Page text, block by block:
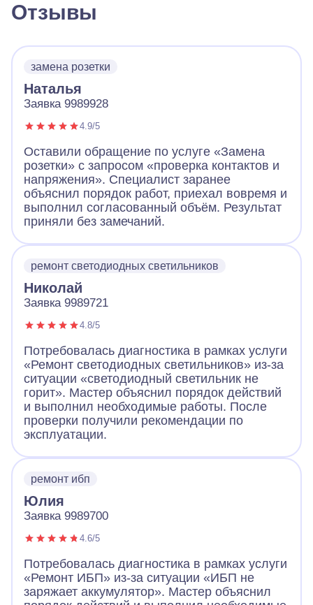
Отзывы
замена розетки
Наталья
Заявка 9989928
4.9/5
Оставили обращение по услуге «Замена
розетки» с запросом «проверка контактов и
напряжения». Специалист заранее
объяснил порядок работ, приехал вовремя и
выполнил согласованный объём. Результат
приняли без замечаний.
ремонт светодиодных светильников
Николай
Заявка 9989721
4.8/5
Потребовалась диагностика в рамках услуги
«Ремонт светодиодных светильников» из-за
ситуации «светодиодный светильник не
горит». Мастер объяснил порядок действий
и выполнил необходимые работы. После
проверки получили рекомендации по
эксплуатации.
ремонт ибп
Юлия
Заявка 9989700
4.6/5
Потребовалась диагностика в рамках услуги
«Ремонт ИБП» из-за ситуации «ИБП не
заряжает аккумулятор». Мастер объяснил